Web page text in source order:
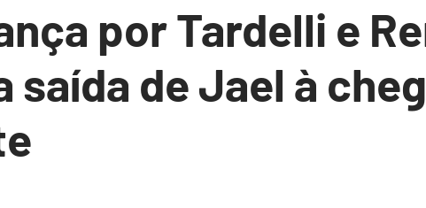
por Tardelli e
saída de Jael à